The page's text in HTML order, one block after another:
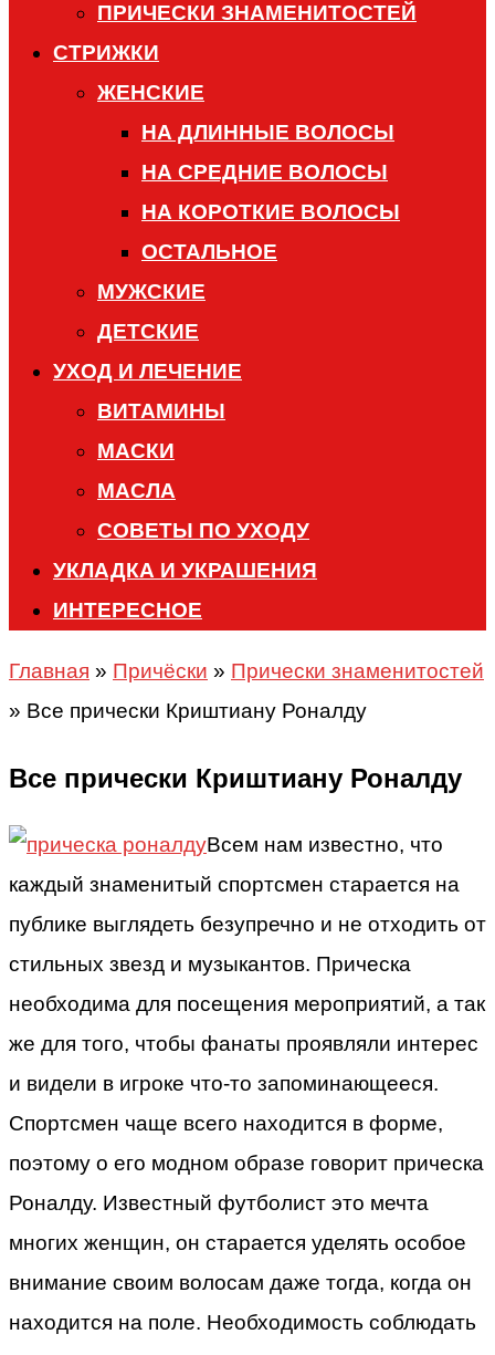
ПРИЧЕСКИ ЗНАМЕНИТОСТЕЙ
СТРИЖКИ
ЖЕНСКИЕ
НА ДЛИННЫЕ ВОЛОСЫ
НА СРЕДНИЕ ВОЛОСЫ
НА КОРОТКИЕ ВОЛОСЫ
ОСТАЛЬНОЕ
МУЖСКИЕ
ДЕТСКИЕ
УХОД И ЛЕЧЕНИЕ
ВИТАМИНЫ
МАСКИ
МАСЛА
СОВЕТЫ ПО УХОДУ
УКЛАДКА И УКРАШЕНИЯ
ИНТЕРЕСНОЕ
Главная » Причёски » Прически знаменитостей
» Все прически Криштиану Роналду
Все прически Криштиану Роналду
Всем нам известно, что
каждый знаменитый спортсмен старается на
публике выглядеть безупречно и не отходить от
стильных звезд и музыкантов. Прическа
необходима для посещения мероприятий, а так
же для того, чтобы фанаты проявляли интерес
и видели в игроке что-то запоминающееся.
Спортсмен чаще всего находится в форме,
поэтому о его модном образе говорит прическа
Роналду. Известный футболист это мечта
многих женщин, он старается уделять особое
внимание своим волосам даже тогда, когда он
находится на поле. Необходимость соблюдать